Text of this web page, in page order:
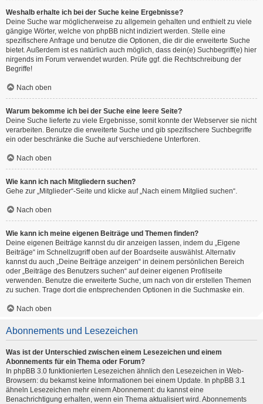
Weshalb erhalte ich bei der Suche keine Ergebnisse?
Deine Suche war möglicherweise zu allgemein gehalten und enthielt zu viele
gängige Wörter, welche von phpBB nicht indiziert werden. Stelle eine
spezifischere Anfrage und benutze die Optionen, die dir die erweiterte Suche
bietet. Außerdem ist es natürlich auch möglich, dass dein(e) Suchbegriff(e) hier
nirgends im Forum verwendet wurden. Prüfe ggf. die Rechtschreibung der
Begriffe!
Nach oben
Warum bekomme ich bei der Suche eine leere Seite?
Deine Suche lieferte zu viele Ergebnisse, somit konnte der Webserver sie nicht
verarbeiten. Benutze die erweiterte Suche und gib spezifischere Suchbegriffe
ein oder beschränke die Suche auf verschiedene Unterforen.
Nach oben
Wie kann ich nach Mitgliedern suchen?
Gehe zur „Mitglieder“-Seite und klicke auf „Nach einem Mitglied suchen“.
Nach oben
Wie kann ich meine eigenen Beiträge und Themen finden?
Deine eigenen Beiträge kannst du dir anzeigen lassen, indem du „Eigene
Beiträge“ im Schnellzugriff oben auf der Boardseite auswählst. Alternativ
kannst du auch „Deine Beiträge anzeigen“ in deinem persönlichen Bereich
oder „Beiträge des Benutzers suchen“ auf deiner eigenen Profilseite
verwenden. Benutze die erweiterte Suche, um nach von dir erstellen Themen
zu suchen. Trage dort die entsprechenden Optionen in die Suchmaske ein.
Nach oben
Abonnements und Lesezeichen
Was ist der Unterschied zwischen einem Lesezeichen und einem
Abonnements für ein Thema oder Forum?
In phpBB 3.0 funktionierten Lesezeichen ähnlich den Lesezeichen in Web-
Browsern: du bekamst keine Informationen bei einem Update. In phpBB 3.1
ähneln Lesezeichen mehr einem Abonnement: du kannst eine
Benachrichtigung erhalten, wenn ein Thema aktualisiert wird. Abonnements